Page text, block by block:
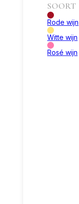
SOORT
Rode wijn
Witte wijn
Rosé wijn